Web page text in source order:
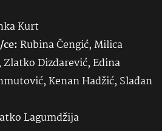
Kurt
Rubina Čengić, Milica
Dizdarević, Edina
Kenan Hadžić, Slađan
Lagumdžija